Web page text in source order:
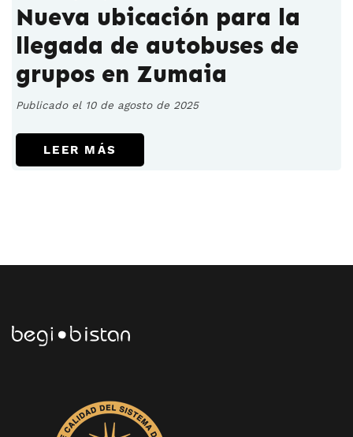
Nueva ubicación para la
llegada de autobuses de
grupos en Zumaia
Publicado el 10 de agosto de 2025
LEER MÁS